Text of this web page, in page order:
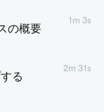
の概要
1m 3s
る
2m 31s